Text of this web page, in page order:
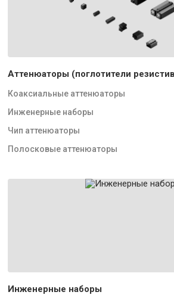
Аттенюаторы (поглотители
Коаксиальные аттенюаторы
Инженерные наборы
Чип аттенюаторы
Полосковые аттенюаторы
Инженерные наборы